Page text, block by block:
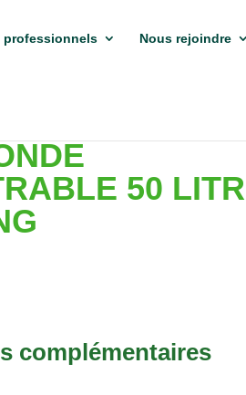
professionnels Nous rejoindre
50
complémentaires